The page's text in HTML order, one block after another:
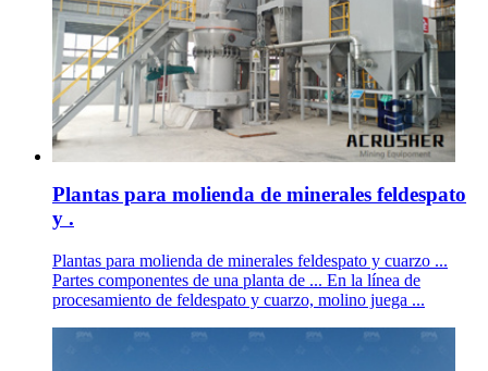
Plantas para molienda de minerales feldespato
y .
Plantas para molienda de minerales feldespato y cuarzo ...
Partes componentes de una planta de ... En la línea de
procesamiento de feldespato y cuarzo, molino juega ...